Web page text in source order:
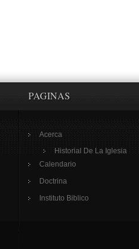
PAGINAS
Acerca
Historial De La Iglesia
Calendario
Doctrina
Instituto Biblico